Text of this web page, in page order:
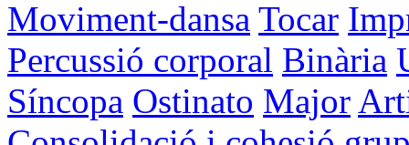
Moviment-dansa Tocar
Percussió corporal Binària
Síncopa Ostinato Major